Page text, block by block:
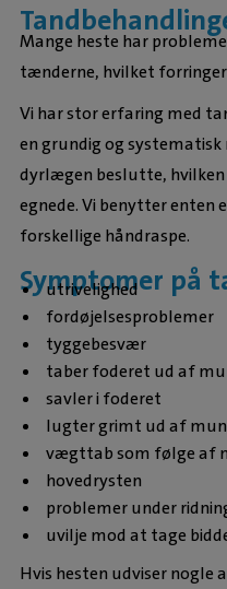
Mange heste har
tænderne, hvilket
Vi har stor erfaring med
en grundig og
dyrlægen beslutte, hvilken
egnede. Vi benytter enten
forskellige håndraspe.
Symptomer på
utrivelighed
fordøjelsesproblemer
tyggebesvær
taber foderet ud af
savler i foderet
lugter grimt ud af
vægttab som følge af
hovedrysten
problemer under
uvilje mod at tage
Hvis hesten udviser